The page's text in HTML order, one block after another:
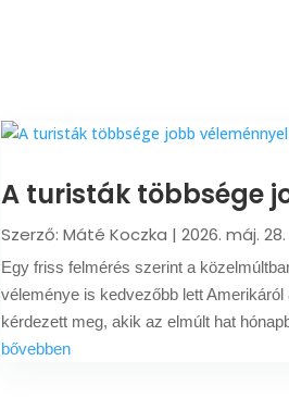
A turisták többsége
Szerző:Máté Koczka |2026. máj. 28.
Egy friss felmérés szerint a
véleménye is kedvezőbb lett
kérdezett meg, akik az elmúlt hat
bővebben